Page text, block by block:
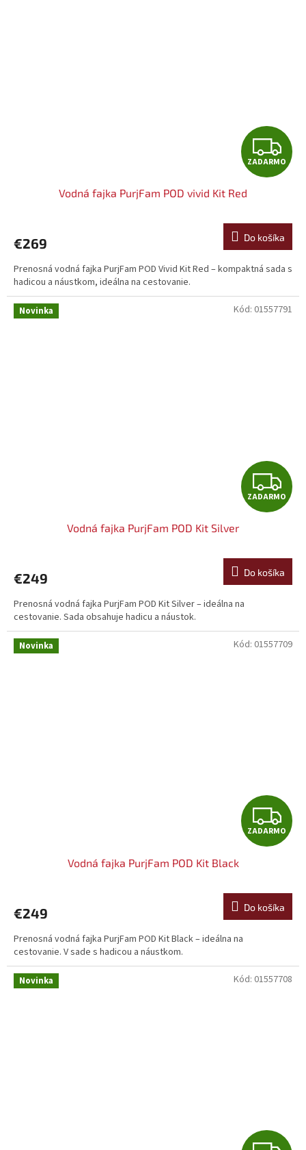
Z
A
A
R
M
O
ZADARMO
Vodná fajka PurjFam POD vivid Kit Red
€269 Do košíka
Prenosná vodná fajka PurjFam POD Vivid Kit Red – kompaktná sada s
hadicou a náustkom, ideálna na cestovanie.
Novinka
Z
A
A
M
O
ZADARMO
Vodná fajka PurjFam POD Kit Silver
€249 Do košíka
Prenosná vodná fajka PurjFam POD Kit Silver – ideálna na
cestovanie. Sada obsahuje hadicu a náustok.
Kód: 01557791
Novinka
Z
A
A
M
O
ZADARMO
Vodná fajka PurjFam POD Kit Black
€249 Do košíka
Prenosná vodná fajka PurjFam POD Kit Black – ideálna na
cestovanie. V sade s hadicou a náustkom.
Kód: 01557709
Novinka Kód: 01557708